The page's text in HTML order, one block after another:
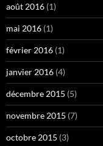
août 2016 (1)
mai 2016 (1)
février 2016 (1)
janvier 2016 (4)
décembre 2015 (5)
novembre 2015 (7)
octobre 2015 (3)